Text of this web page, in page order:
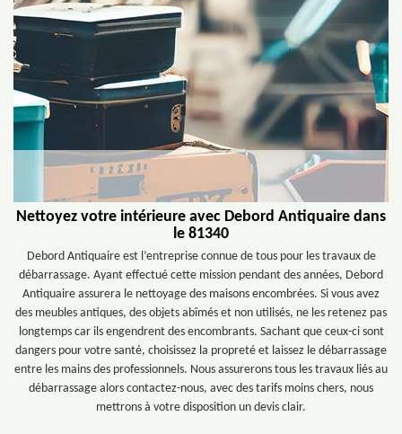
Nettoyez votre intérieure avec Debord Antiquaire dans
le 81340
Debord Antiquaire est l’entreprise connue de tous pour les travaux de
débarrassage. Ayant effectué cette mission pendant des années, Debord
Antiquaire assurera le nettoyage des maisons encombrées. Si vous avez
des meubles antiques, des objets abîmés et non utilisés, ne les retenez pas
longtemps car ils engendrent des encombrants. Sachant que ceux-ci sont
dangers pour votre santé, choisissez la propreté et laissez le débarrassage
entre les mains des professionnels. Nous assurerons tous les travaux liés au
débarrassage alors contactez-nous, avec des tarifs moins chers, nous
mettrons à votre disposition un devis clair.